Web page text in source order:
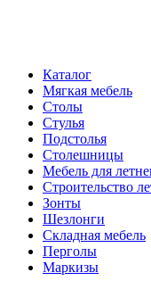
Каталог
Мягкая мебель
Столы
Стулья
Подстолья
Столешницы
Мебель для
Строительство
Зонты
Шезлонги
Складная мебель
Перголы
Маркизы